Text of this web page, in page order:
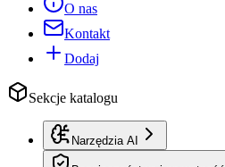
O nas
Kontakt
Dodaj
Sekcje katalogu
Narzędzia AI